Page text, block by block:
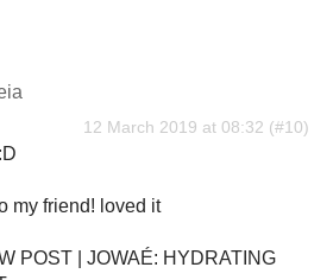
12 March 2019 at 08:32
my friend! loved it
POST | JOWAÉ: HYDRATING